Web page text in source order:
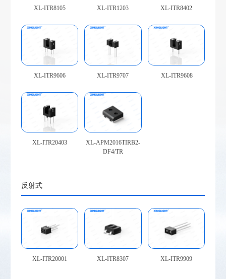
XL-ITR8105 XL-ITR1203 XL-ITR8402
XL-ITR9606 XL-ITR9707 XL-ITR9608
XL-ITR20403
XL-APM2016TIRB2-
DF4/TR
反射式
XL-ITR20001 XL-ITR8307 XL-ITR9909